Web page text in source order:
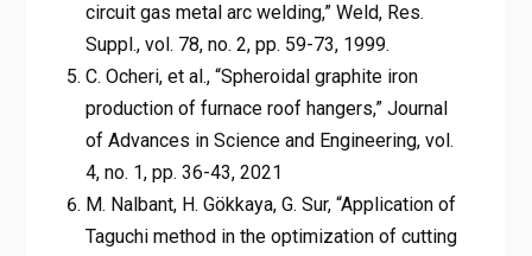
circuit gas metal arc welding,” Weld, Res.
Suppl., vol. 78, no. 2, pp. 59-73, 1999.
C. Ocheri, et al., “Spheroidal graphite iron
production of furnace roof hangers,” Journal
of Advances in Science and Engineering, vol.
4, no. 1, pp. 36-43, 2021
M. Nalbant, H. Gökkaya, G. Sur, “Application of
Taguchi method in the optimization of cutting